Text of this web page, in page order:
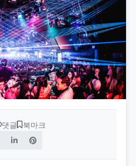
댓글 북마크